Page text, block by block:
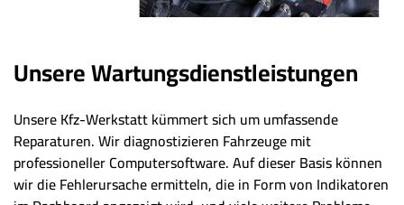
Unsere Wartungsdienstleistungen
Unsere Kfz-Werkstatt kümmert sich um umfassende
Reparaturen. Wir diagnostizieren Fahrzeuge mit
professioneller Computersoftware. Auf dieser Basis können
wir die Fehlerursache ermitteln, die in Form von Indikatoren